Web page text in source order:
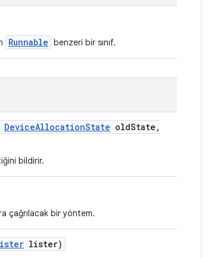
Runnable benzeri bir sınıf.
DeviceAllocationState oldState ,
bildirir.
çağrılacak bir yöntem.
lister)